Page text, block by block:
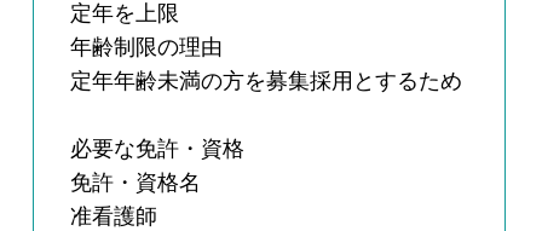
定年を上限
年齢制限の理由
定年年齢未満の方を募集採用とするため
必要な免許・資格
免許・資格名
准看護師